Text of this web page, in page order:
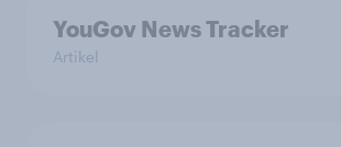
YouGov News Tracker
Artikel